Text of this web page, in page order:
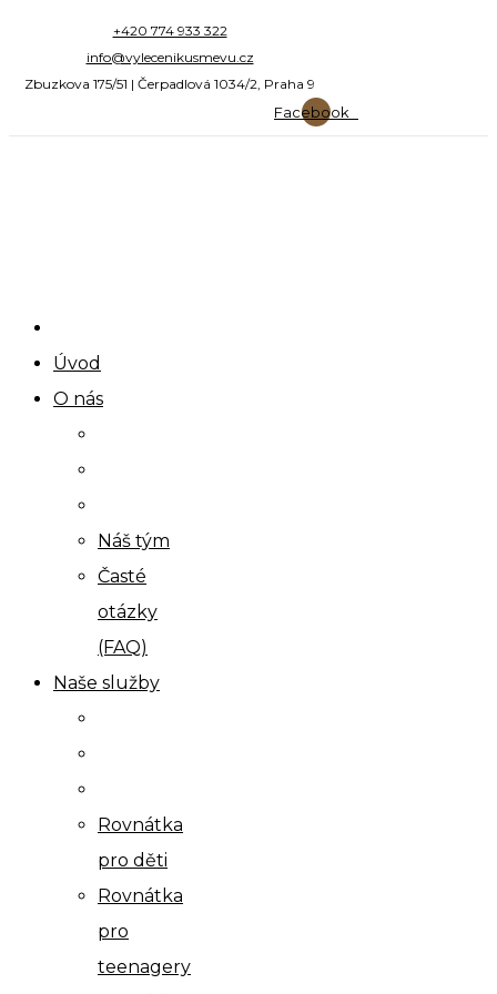
content
+420 774 933 322
info@vylecenikusmevu.cz
Zbuzkova 175/51 | Čerpadlová 1034/2, Praha 9
Facebook
Úvod
O nás
Náš tým
Časté
otázky
(FAQ)
Naše služby
Rovnátka
pro děti
Rovnátka
pro
teenagery